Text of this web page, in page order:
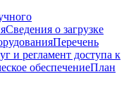
Сведения о загрузке
Перечень
и регламент доступа к
обеспечениеПлан